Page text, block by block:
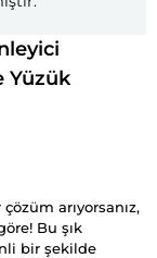
Yüzük
arıyorsanız,
Bu şık
bir şekilde